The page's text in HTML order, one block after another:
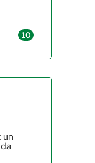
10
un